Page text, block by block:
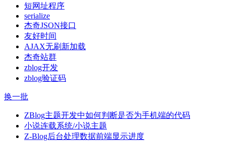
短网址程序
serialize
杰奇JSON接口
友好时间
AJAX无刷新加载
杰奇站群
zblog开发
zblog验证码
换一批
ZBlog主题开发中如何判断是否为手机端的代码
小说连载系统/小说主题
Z-Blog后台处理数据前端显示进度